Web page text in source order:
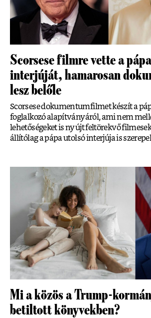
Scorsese filmre vette a
interjúját, hamarosan
lesz belőle
Scorsese dokumentumfilmet készít a
foglalkozó alapítványáról, ami nem
lehetőségeket is nyújt feltörekvő
állítólag a pápa utolsó interjúja is
Mi a közös a Trump-
betiltott könyvekben?